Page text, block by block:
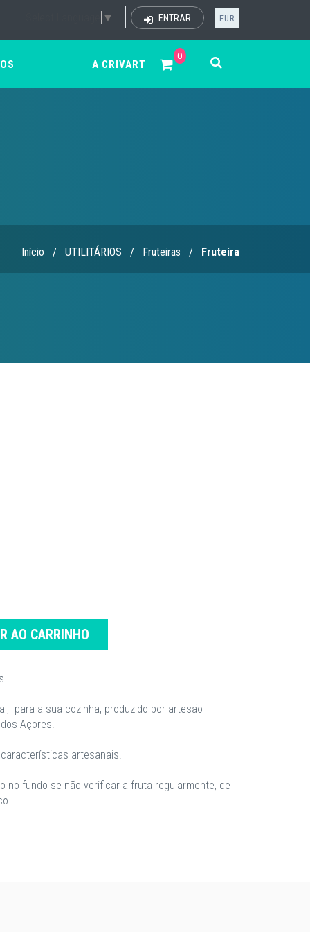
▼ ENTRAR EUR
0
A CRIVART
Início / UTILITÁRIOS / Fruteiras / Fruteira
AO CARRINHO
para a sua cozinha, produzido por artesão
Açores.
artesanais.
no fundo se não verificar a fruta regularmente, de